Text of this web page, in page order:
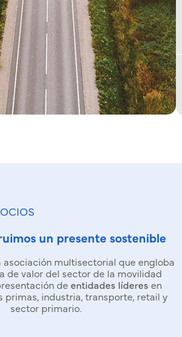
un presente sostenible
asociación multisectorial que engloba
de valor del sector de la movilidad
deentidades líderes en
primas, industria, transporte, retail y
sector primario.